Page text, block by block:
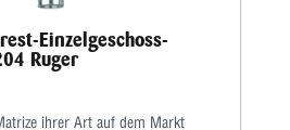
Einzelgeschoss-
Ruger
ihrer Art auf dem Markt